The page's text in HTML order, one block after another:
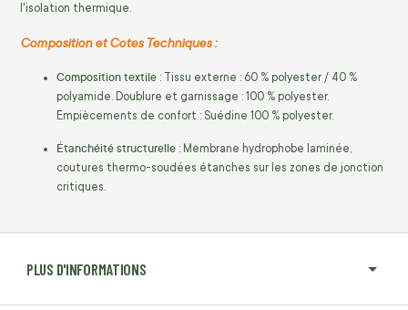
PLUS D'INFORMATIONS
l'isolation thermique.
Composition et Cotes Techniques :
Composition textile : Tissu externe : 60 % polyester / 40 %
polyamide. Doublure et garnissage : 100 % polyester.
Empiècements de confort : Suédine 100 % polyester.
Étanchéité structurelle : Membrane hydrophobe laminée,
coutures thermo-soudées étanches sur les zones de jonction
critiques.